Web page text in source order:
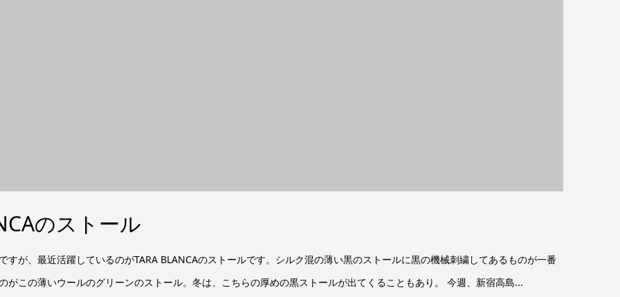
のストール
すが、最近活躍しているのがTARA BLANCAのストールです。シルク混の薄い黒のストールに黒の機械刺繍してあるものが一番
がこの薄いウールのグリーンのストール。冬は、こちらの厚めの黒ストールが出てくることもあり。 今週、新宿高島...